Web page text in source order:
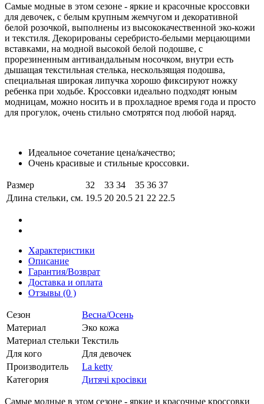
Самые модные в этом сезоне - яркие и красочные кроссовки
для девочек, с белым крупным жемчугом и декоративной
белой розочкой, выполнены из высококачественной эко-кожи
и текстиля. Декорированы серебристо-белыми мерцающими
вставками, на модной высокой белой подошве, с
прорезиненным антивандальным носочком, внутри есть
дышащая текстильная стелька, нескользящая подошва,
специальная широкая липучка хорошо фиксируют ножку
ребенка при ходьбе. Кроссовки идеально подходят юным
модницам, можно носить и в прохладное время года и просто
для прогулок, очень стильно смотрятся под любой наряд.
Идеальное сочетание цена/качество;
Очень красивые и стильные кроссовки.
Размер 32 33 34 35 36 37
Длина стельки, см. 19.5 20 20.5 21 22 22.5
Характеристики
Описание
Гарантия/Возврат
Доставка и оплата
Отзывы (0 )
Сезон
Весна/Осень
Материал
Эко кожа
Материал стельки Текстиль
Для кого
Для девочек
Производитель
La ketty
Категория
Дитячі кросівки
Самые модные в этом сезоне - яркие и красочные кроссовки